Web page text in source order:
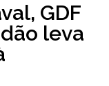
GDF
leva